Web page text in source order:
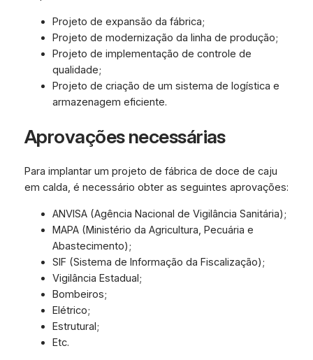
Projeto de expansão da fábrica;
Projeto de modernização da linha de produção;
Projeto de implementação de controle de
qualidade;
Projeto de criação de um sistema de logística e
armazenagem eficiente.
Aprovações necessárias
Para implantar um projeto de fábrica de doce de caju
em calda, é necessário obter as seguintes aprovações:
ANVISA (Agência Nacional de Vigilância Sanitária);
MAPA (Ministério da Agricultura, Pecuária e
Abastecimento);
SIF (Sistema de Informação da Fiscalização);
Vigilância Estadual;
Bombeiros;
Elétrico;
Estrutural;
Etc.